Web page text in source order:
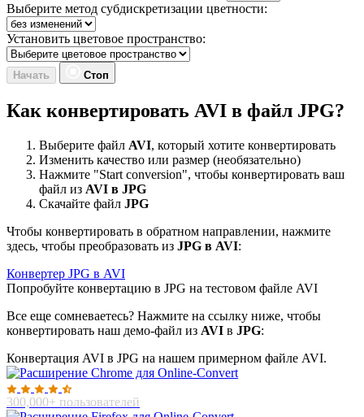
Выберите метод субдискретизации цветности:
Установить цветовое пространство:
Начать Стоп
Как конвертировать AVI в файл JPG?
Выберите файл AVI, который хотите конвертировать
Изменить качество или размер (необязательно)
Нажмите "Start conversion", чтобы конвертировать ваш
файл из AVI в JPG
Скачайте файл JPG
Чтобы конвертировать в обратном направлении, нажмите
здесь, чтобы преобразовать из JPG в AVI:
Конвертер JPG в AVI
Попробуйте конвертацию в JPG на тестовом файле AVI
Все еще сомневаетесь? Нажмите на ссылку ниже, чтобы
конвертировать наш демо-файл из AVI в JPG:
Конвертация AVI в JPG на нашем примерном файле AVI.
300,000+ пользователей